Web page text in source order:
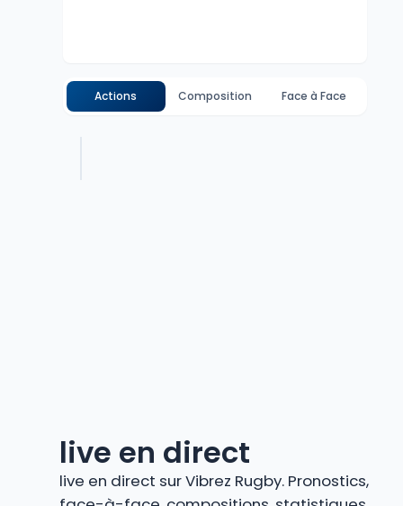
Actions Composition Face à Face
live en direct
live en direct sur Vibrez Rugby. Pronostics,